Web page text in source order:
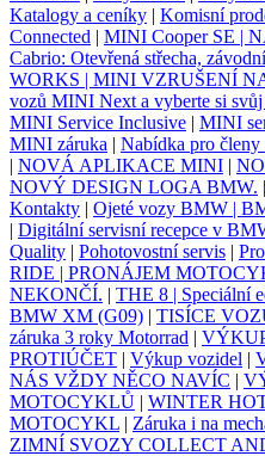
Katalogy a ceníky | Komisní
Connected | MINI Cooper SE |
Cabrio: Otevřená střecha,
WORKS | MINI VZRUŠENÍ
vozů MINI Next a vyberte si
MINI Service Inclusive | MINI
MINI záruka | Nabídka pro
| NOVÁ APLIKACE MINI |
NOVÝ DESIGN LOGA BMW. |
Kontakty | Ojeté vozy BMW |
| Digitální servisní recepce v
Quality | Pohotovostní servis |
RIDE | PRONÁJEM
NEKONČÍ. | THE 8 | Speciální
BMW XM (G09) | TISÍCE
záruka 3 roky Motorrad |
PROTIÚČET | Výkup vozidel |
NÁS VŽDY NĚCO NAVÍC |
MOTOCYKLŮ | WINTER
MOTOCYKL | Záruka i na
ZIMNÍ SVOZY COLLECT